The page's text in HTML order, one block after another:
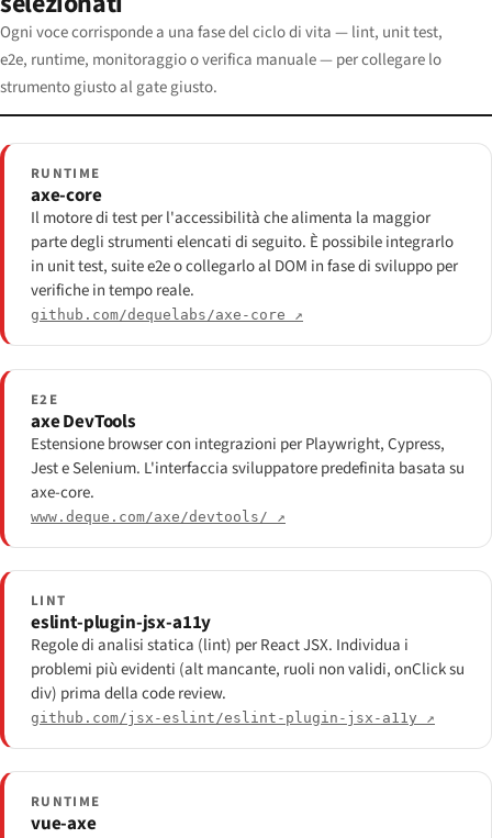
Ogni voce corrisponde a una fase del ciclo di vita — lint, unit test,
e2e, runtime, monitoraggio o verifica manuale — per collegare lo
strumento giusto al gate giusto.
RUNTIME
axe-core
Il motore di test per l'accessibilità che alimenta la maggior
parte degli strumenti elencati di seguito. È possibile integrarlo
in unit test, suite e2e o collegarlo al DOM in fase di sviluppo per
verifiche in tempo reale.
github.com/dequelabs/axe-core ↗
E2E
axe DevTools
Estensione browser con integrazioni per Playwright, Cypress,
Jest e Selenium. L'interfaccia sviluppatore predefinita basata su
axe-core.
www.deque.com/axe/devtools/ ↗
LINT
eslint-plugin-jsx-a11y
Regole di analisi statica (lint) per React JSX. Individua i
problemi più evidenti (alt mancante, ruoli non validi, onClick su
div) prima della code review.
github.com/jsx-eslint/eslint-plugin-jsx-a11y ↗
RUNTIME
vue-axe